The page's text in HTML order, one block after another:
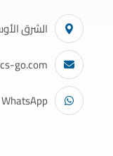
الشرق
go.com
WhatsApp